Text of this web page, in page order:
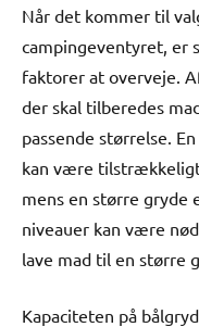
Når det kommer til
campingeventyret, er
faktorer at overveje.
der skal tilberedes
passende størrelse.
kan være
mens en større gryde
niveauer kan være
lave mad til en større
Kapaciteten på